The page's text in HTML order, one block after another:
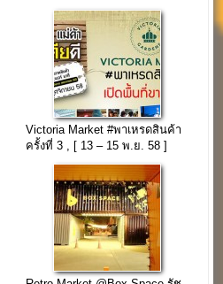
บูธ(ปตท.สำนักงานใหญ่)
Victoria Market #พาเหรดสินค้า
ครั้งที่ 3 , [ 13 – 15 พ.ย. 58 ]